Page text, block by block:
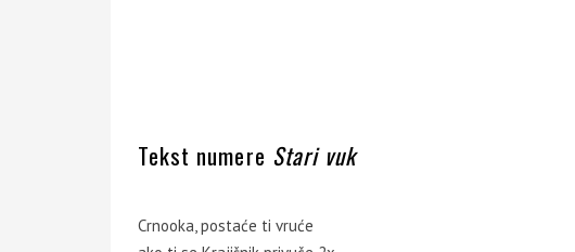
Tekst numere Stari vuk
Crnooka, postaće ti vruće